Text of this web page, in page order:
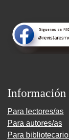
Información
Para lectores/as
Para autores/as
Para